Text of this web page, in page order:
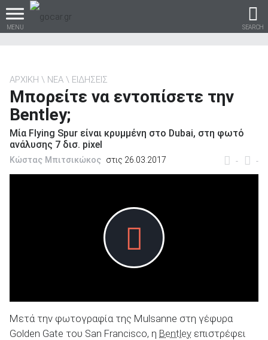
MENU SEARCH
Βρες τα πάντα για το
ΑΝΑΖΗΤΗΣΗ
ΑΡΧΙΚΗ ΝΕΑ ΕΙΔΗΣΕΙΣ
Μπορείτε να εντοπίσετε την
Bentley;
Μία Flying Spur είναι κρυμμένη στο Dubai, στη φωτό
ανάλυσης 7 δισ. pixel
- -
Κώστας Μπιτσικώκος στις 26.03.2017
Μετά την φωτογραφία της Mulsanne στη γέφυρα
Golden Gate του San Francisco, η Bentley επιστρέφει